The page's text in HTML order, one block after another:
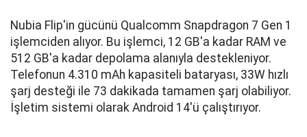
Nubia Flip'in gücünü Qualcomm Snapdragon 7 Gen 1
işlemciden alıyor. Bu işlemci, 12 GB'a kadar RAM ve
512 GB'a kadar depolama alanıyla destekleniyor.
Telefonun 4.310 mAh kapasiteli bataryası, 33W hızlı
şarj desteği ile 73 dakikada tamamen şarj olabiliyor.
İşletim sistemi olarak Android 14'ü çalıştırıyor.